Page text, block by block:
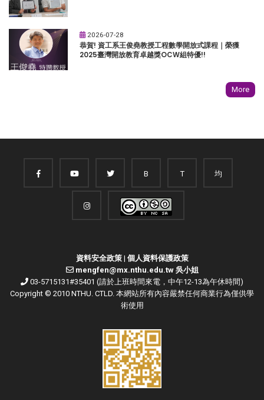
2026-07-28
恭賀! 資工系王俊堯教授工程數學開放式課程｜榮獲
2025臺灣開放教育卓越獎OCW組特優!!
More
B T 均
資料安全政策| 個人資料保護政策
mengfen@mx.nthu.edu.tw 吳小姐
03-5715131#35401 (請於上班時間來電，中午12-13為午休時間)
Copyright © 2010 NTHU. CTLD. 本網站所有內容嚴禁任何商業行為僅供學
術使用